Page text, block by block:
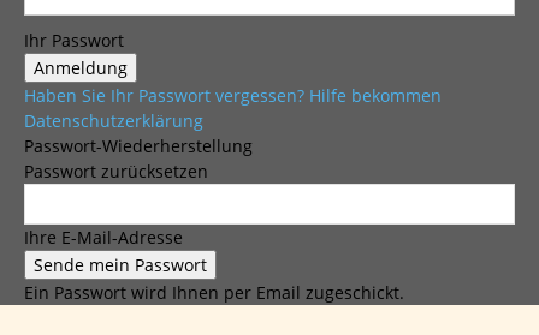
Ihr Passwort
Haben Sie Ihr Passwort vergessen? Hilfe bekommen
Datenschutzerklärung
Passwort-Wiederherstellung
Passwort zurücksetzen
Ihre E-Mail-Adresse
Ein Passwort wird Ihnen per Email zugeschickt.